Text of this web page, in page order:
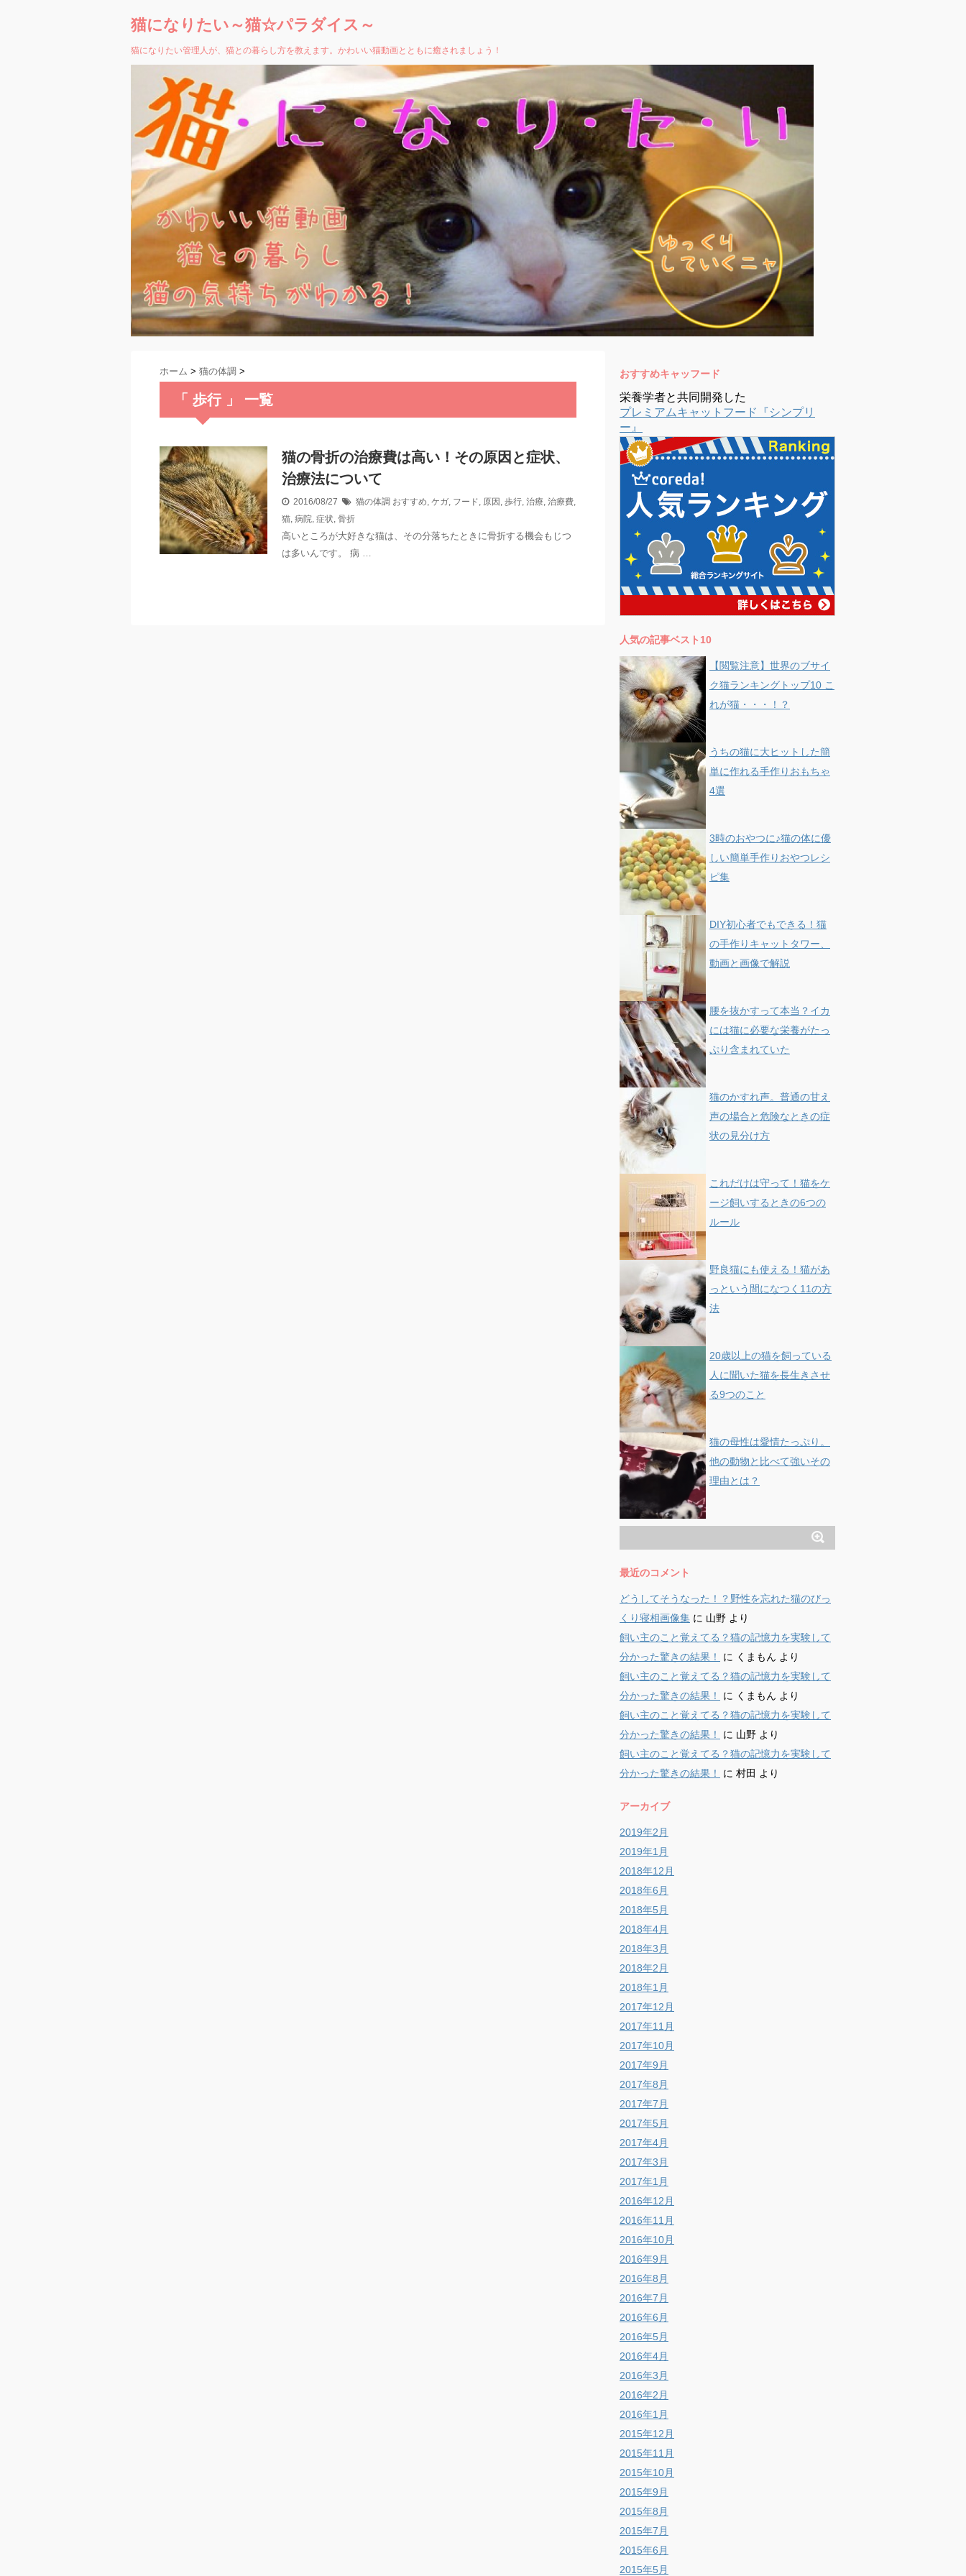
猫になりたい～猫☆パラダイス～
猫になりたい管理人が、猫との暮らし方を教えます。かわいい猫動画とともに癒されましょう！
ホーム > 猫の体調 >
「 歩行 」 一覧
猫の骨折の治療費は高い！その原因と症状、
治療法について
2016/08/27 猫の体調 おすすめ, ケガ, フード, 原因 , 歩行, 治療, 治療費,
猫, 病院, 症状, 骨折
高いところが大好きな猫は、その分落ちたときに骨折する機会もじつ
は多いんです。 病 …
おすすめキャッフード
栄養学者と共同開発した
プレミアムキャットフード『シンプリ
ー』
人気の記事ベスト10
【閲覧注意】世界のブサイ
ク猫ランキングトップ10 こ
れが猫・・・！？
うちの猫に大ヒットした簡
単に作れる手作りおもちゃ
4選
3時のおやつに♪猫の体に優
しい簡単手作りおやつレシ
ピ集
DIY初心者でもできる！猫
の手作りキャットタワー、
動画と画像で解説
腰を抜かすって本当？イカ
には猫に必要な栄養がたっ
ぷり含まれていた
猫のかすれ声。普通の甘え
声の場合と危険なときの症
状の見分け方
これだけは守って！猫をケ
ージ飼いするときの6つの
ルール
野良猫にも使える！猫があ
っという間になつく11の方
法
20歳以上の猫を飼っている
人に聞いた猫を長生きさせ
る9つのこと
猫の母性は愛情たっぷり。
他の動物と比べて強いその
理由とは？
最近のコメント
どうしてそうなった！？野性を忘れた猫のびっ
くり寝相画像集 に 山野 より
飼い主のこと覚えてる？猫の記憶力を実験して
分かった驚きの結果！
に くまもん より
飼い主のこと覚えてる？猫の記憶力を実験して
分かった驚きの結果！
に くまもん より
飼い主のこと覚えてる？猫の記憶力を実験して
分かった驚きの結果！
に 山野 より
飼い主のこと覚えてる？猫の記憶力を実験して
分かった驚きの結果！
に 村田 より
アーカイブ
2019年2月
2019年1月
2018年12月
2018年6月
2018年5月
2018年4月
2018年3月
2018年2月
2018年1月
2017年12月
2017年11月
2017年10月
2017年9月
2017年8月
2017年7月
2017年5月
2017年4月
2017年3月
2017年1月
2016年12月
2016年11月
2016年10月
2016年9月
2016年8月
2016年7月
2016年6月
2016年5月
2016年4月
2016年3月
2016年2月
2016年1月
2015年12月
2015年11月
2015年10月
2015年9月
2015年8月
2015年7月
2015年6月
2015年5月